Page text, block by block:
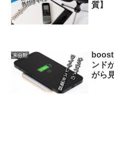
質】
未分類
ンド
がら